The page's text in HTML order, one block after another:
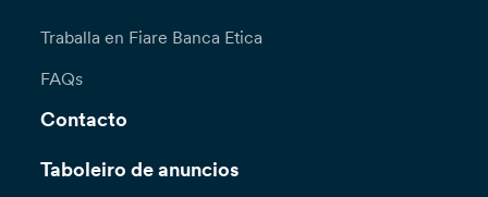
Traballa en Fiare Banca Etica
FAQs
Contacto
Taboleiro de anuncios